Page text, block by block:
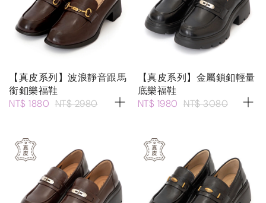
【真皮系列】波浪靜音跟馬
銜釦樂福鞋
NT$ 1880 NT$ 2980
【真皮系列】金屬鎖釦輕量
底樂福鞋
NT$ 1980 NT$ 3080